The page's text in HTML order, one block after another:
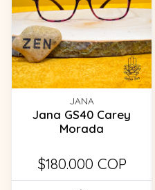
JANA
Jana GS40 Carey
Morada
$180.000 COP